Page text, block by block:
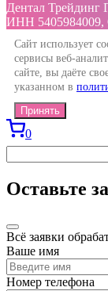
Дентал Трейдинг
ИНН 5405984009,
Сайт использует
сервисы веб-
сайте, вы даёте
указанном в
Принять
0
Оставьте
Всё заявки
Ваше имя
Номер телефона